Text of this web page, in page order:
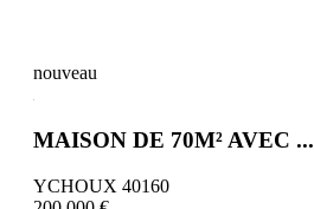
nouveau
MAISON DE 70M² AVEC ...
YCHOUX 40160